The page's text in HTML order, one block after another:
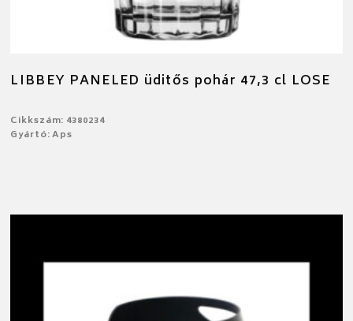
LIBBEY PANELED üditős pohár 47,3 cl LOSE
Cikkszám: 4380234
Gyártó: Aps